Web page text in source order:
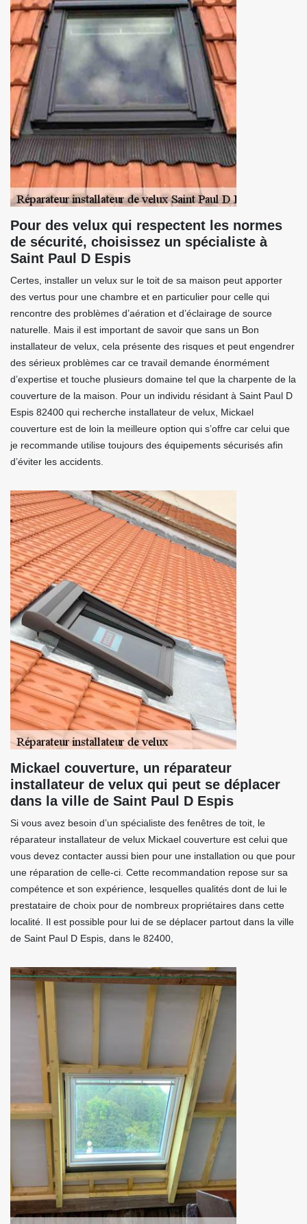
Pour des velux qui respectent les normes
de sécurité, choisissez un spécialiste à
Saint Paul D Espis
Certes, installer un velux sur le toit de sa maison peut apporter
des vertus pour une chambre et en particulier pour celle qui
rencontre des problèmes d’aération et d’éclairage de source
naturelle. Mais il est important de savoir que sans un Bon
installateur de velux, cela présente des risques et peut engendrer
des sérieux problèmes car ce travail demande énormément
d’expertise et touche plusieurs domaine tel que la charpente de la
couverture de la maison. Pour un individu résidant à Saint Paul D
Espis 82400 qui recherche installateur de velux, Mickael
couverture est de loin la meilleure option qui s’offre car celui que
je recommande utilise toujours des équipements sécurisés afin
d’éviter les accidents.
Mickael couverture, un réparateur
installateur de velux qui peut se déplacer
dans la ville de Saint Paul D Espis
Si vous avez besoin d’un spécialiste des fenêtres de toit, le
réparateur installateur de velux Mickael couverture est celui que
vous devez contacter aussi bien pour une installation ou que pour
une réparation de celle-ci. Cette recommandation repose sur sa
compétence et son expérience, lesquelles qualités dont de lui le
prestataire de choix pour de nombreux propriétaires dans cette
localité. Il est possible pour lui de se déplacer partout dans la ville
de Saint Paul D Espis, dans le 82400,